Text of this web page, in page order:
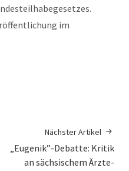
im
Nächster Artikel
„Eugenik”-Debatte: Kritik
an sächsischem Ärzte-